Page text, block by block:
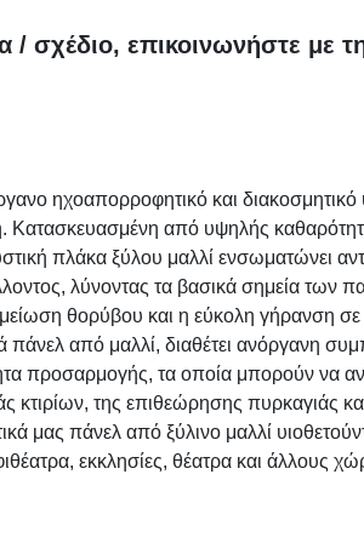
σχέδιο, επικοινωνήστε με
ηχοαπορροφητικό και διακοσμητικό
από υψηλής
πλάκα ξύλου μαλλί ενσωματώνει
λύνοντας τα βασικά σημεία των
θορύβου και η εύκολη γήρανση σε
πάνελ από μαλλί, διαθέτει ανόργανη
προσαρμογής, τα οποία μπορούν να
της επιθεώρησης πυρκαγιάς
μας πάνελ από ξύλινο μαλλί
εκκλησίες, θέατρα και άλλους